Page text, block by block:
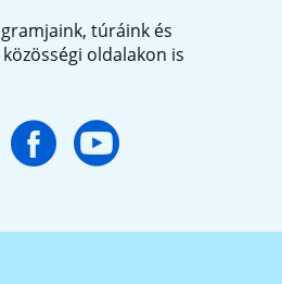
túráink és
oldalakon is